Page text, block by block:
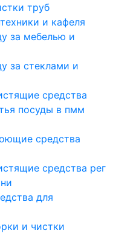
труб
и кафеля
за мебелью и
за стеклами и
средства
посуды в пмм
средства
средства рег
для
и чистки